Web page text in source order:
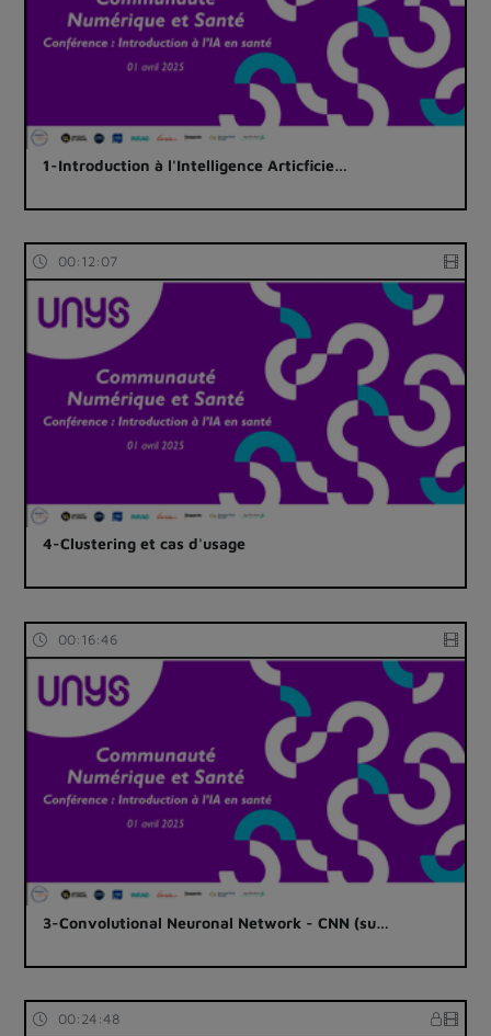
1-Introduction à l'Intelligence Articficie…
00:12:07
4-Clustering et cas d'usage
00:16:46
3-Convolutional Neuronal Network - CNN (su…
00:24:48